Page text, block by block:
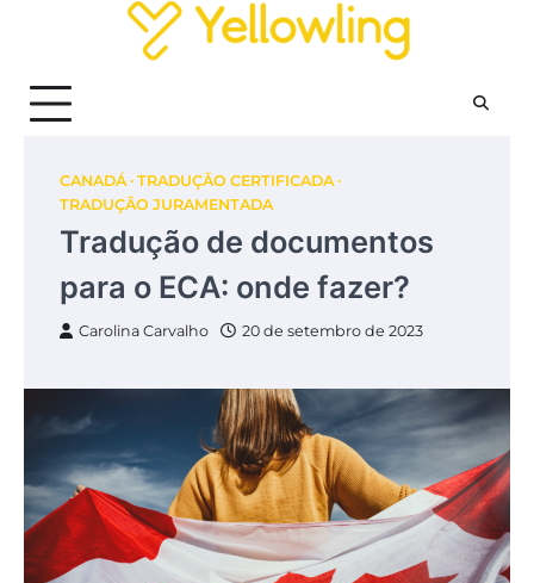
CANADÁ TRADUÇÃO CERTIFICADA
TRADUÇÃO JURAMENTADA
Tradução de documentos
para o ECA: onde fazer?
Carolina Carvalho 20 de setembro de 2023